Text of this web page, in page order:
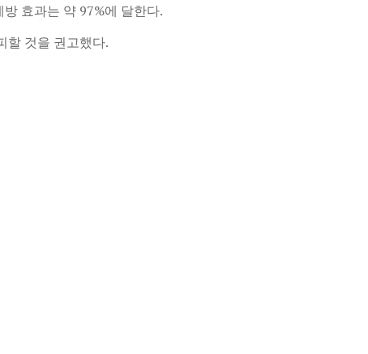
효과는 약 97%에 달한다.
할 것을 권고했다.